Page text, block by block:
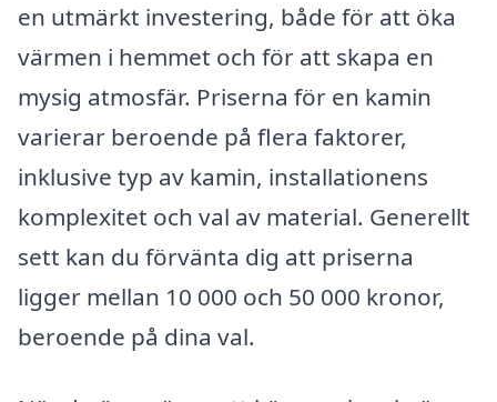
en utmärkt investering, både för att öka
värmen i hemmet och för att skapa en
mysig atmosfär. Priserna för en kamin
varierar beroende på flera faktorer,
inklusive typ av kamin, installationens
komplexitet och val av material. Generellt
sett kan du förvänta dig att priserna
ligger mellan 10 000 och 50 000 kronor,
beroende på dina val.